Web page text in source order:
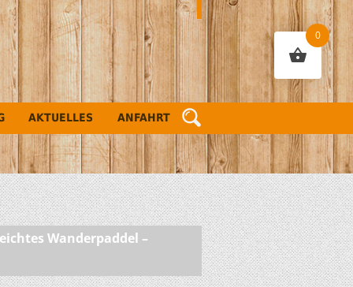
AKTUELLES ANFAHRT
Wanderpaddel –
0